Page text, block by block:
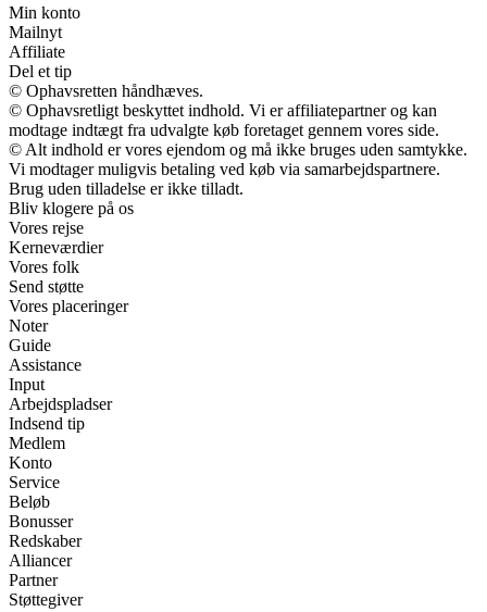
Min konto
Mailnyt
Affiliate
Del et tip
© Ophavsretten håndhæves.
© Ophavsretligt beskyttet indhold. Vi er affiliatepartner og kan
modtage indtægt fra udvalgte køb foretaget gennem vores side.
© Alt indhold er vores ejendom og må ikke bruges uden samtykke.
Vi modtager muligvis betaling ved køb via samarbejdspartnere.
Brug uden tilladelse er ikke tilladt.
Bliv klogere på os
Vores rejse
Kerneværdier
Vores folk
Send støtte
Vores placeringer
Noter
Guide
Assistance
Input
Arbejdspladser
Indsend tip
Medlem
Konto
Service
Beløb
Bonusser
Redskaber
Alliancer
Partner
Støttegiver